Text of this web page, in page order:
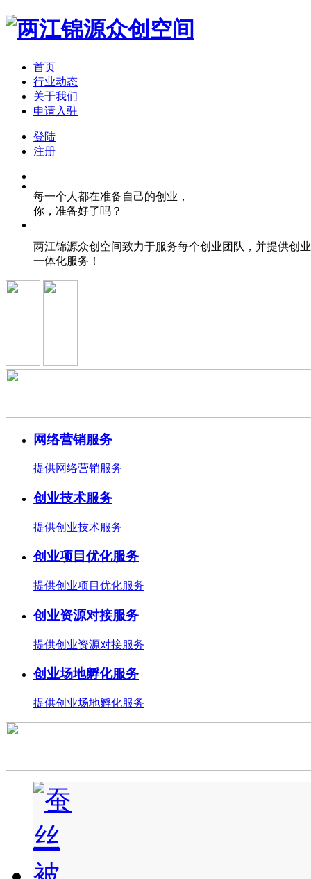
首页
行业动态
关于我们
申请入驻
登陆
注册
每一个人都在准备自己的创业，
你，准备好了吗？
两江锦源众创空间致力于服务每个创业团队，并提供创
一体化服务！
网络营销服务
提供网络营销服务
创业技术服务
提供创业技术服务
创业项目优化服务
提供创业项目优化服务
创业资源对接服务
提供创业资源对接服务
创业场地孵化服务
提供创业场地孵化服务